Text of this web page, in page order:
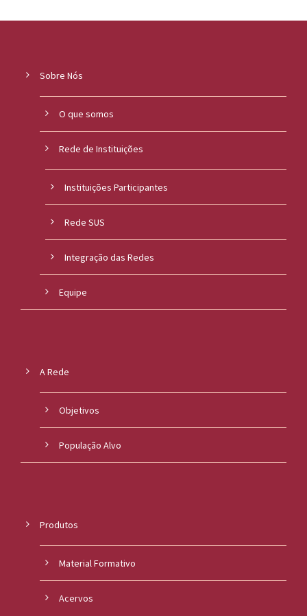
Sobre Nós
O que somos
Rede de Instituições
Instituições Participantes
Rede SUS
Integração das Redes
Equipe
A Rede
Objetivos
População Alvo
Produtos
Material Formativo
Acervos